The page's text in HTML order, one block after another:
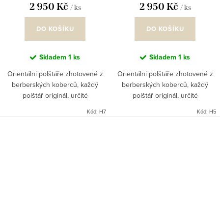
2 950 Kč / ks
DO KOŠÍKU
Skladem 1 ks
Orientální polštáře zhotovené z
berberských koberců, každý
polštář originál, určité
Kód: H7
2 950 Kč / ks
DO KOŠÍKU
Skladem 1 ks
Orientální polštáře zhotovené z
berberských koberců, každý
polštář originál, určité
Kód: H5